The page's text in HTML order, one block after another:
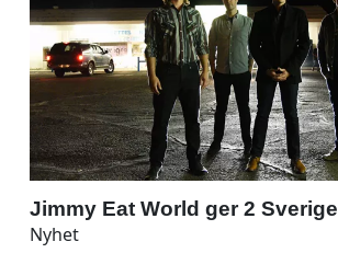
Jimmy Eat World ger 2
Nyhet